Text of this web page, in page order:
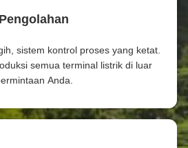
Pengolahan
sistem kontrol proses yang ketat.
semua terminal listrik di luar
Anda.